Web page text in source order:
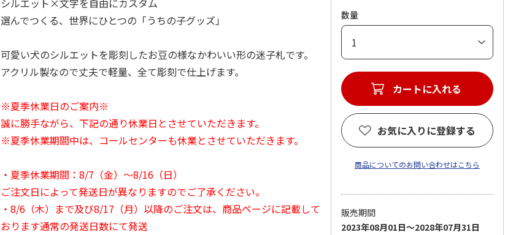
シルエット×文字を自由にカスタム
選んでつくる、世界にひとつの「うちの子グッズ」
可愛い犬のシルエットを彫刻したお豆の様なかわいい形の迷子札です。
アクリル製なので丈夫で軽量、全て彫刻で仕上げます。
※夏季休業日のご案内※
誠に勝手ながら、下記の通り休業日とさせていただきます。
※夏季休業期間中は、コールセンターも休業とさせていただきます。
・夏季休業期間：8/7（金）～8/16（日）
ご注文日によって発送日が異なりますのでご了承ください。
・8/6（木）まで及び8/17（月）以降のご注文は、商品ページに記載して
おります通常の発送日数にて発送
数量
カートに入れる
お気に入りに登録する
商品についてのお問い合わせはこちら
販売期間
2023年08月01日～2028年07月31日